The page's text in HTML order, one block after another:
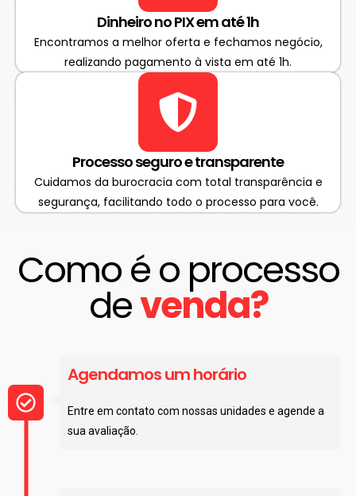
Dinheiro no PIX em até 1h
Encontramos a melhor oferta e fechamos negócio,
realizando pagamento à vista em até 1h.
Processo seguro e transparente
Cuidamos da burocracia com total transparência e
segurança, facilitando todo o processo para você.
Como é o processo
devenda?​
Agendamos um horário
Entre em contato com nossas unidades e agende a
sua avaliação.